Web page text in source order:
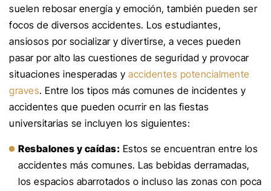
suelen rebosar energía y emoción, también pueden ser
focos de diversos accidentes. Los estudiantes,
ansiosos por socializar y divertirse, a veces pueden
pasar por alto las cuestiones de seguridad y provocar
situaciones inesperadas y accidentes potencialmente
graves. Entre los tipos más comunes de incidentes y
accidentes que pueden ocurrir en las fiestas
universitarias se incluyen los siguientes:
Resbalones y caídas: Estos se encuentran entre los
accidentes más comunes. Las bebidas derramadas,
los espacios abarrotados o incluso las zonas con poca